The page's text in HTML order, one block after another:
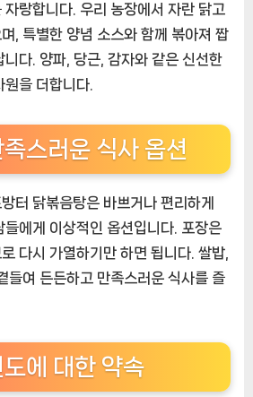
랑합니다. 우리 농장에서 자란 닭고
, 특별한 양념 소스와 함께 볶아져 짭
다. 양파, 당근, 감자와 같은 신선한
을 더합니다.
스러운 식사 옵션
터 닭볶음탕은 바쁘거나 편리하게
에게 이상적인 옵션입니다. 포장은
다시 가열하기만 하면 됩니다. 쌀밥,
들여 든든하고 만족스러운 식사를 즐
에 대한 약속